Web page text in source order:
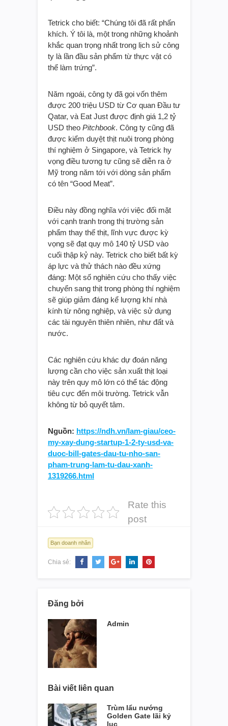
Tetrick cho biết: “Chúng tôi đã rất phấn
khích. Ý tôi là, một trong những khoảnh
khắc quan trọng nhất trong lịch sử công
Năm ngoái, công ty đã gọi vốn thêm
được 200 triệu USD từ Cơ quan Đầu tư
Qatar, và Eat Just được định giá 1,2 tỷ
USD theo Pitchbook. Công ty cũng đã
được kiểm duyệt thịt nuôi trong phòng
thí nghiệm ở Singapore, và Tetrick hy
vọng điều tương tự cũng sẽ diễn ra ở
có tên “Good Meat”.
Điều này đồng nghĩa với việc đối mặt
với cạnh tranh trong thị trường sản
phẩm thay thế thịt, lĩnh vực được kỳ
vọng sẽ đạt quy mô 140 tỷ USD vào
cuối thập kỷ này. Tetrick cho biết bất kỳ
áp lực và thử thách nào đều xứng
đáng: Một số nghiên cứu cho thấy việc
chuyển sang thịt trong phòng thí nghiệm
sẽ giúp giảm đáng kể lượng khí nhà
kính từ nông nghiệp, và việc sử dụng
Các nghiên cứu khác dự đoán năng
lượng cần cho việc sản xuất thịt loại
này trên quy mô lớn có thể tác động
không từ bỏ quyết tâm.
Nguồn:https://ndh.vn/lam-giau/ceo-
my-xay-dung-startup-1-2-ty-usd-va-
duoc-bill-gates-dau-tu-nho-san-
Rate this
Bạn doanh nhân
Đăng bởi
Bài viết liên quan